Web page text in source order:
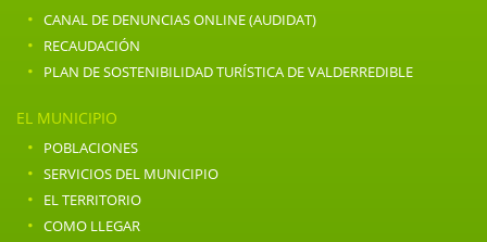
· CANAL DE DENUNCIAS ONLINE (AUDIDAT)
· RECAUDACIÓN
· PLAN DE SOSTENIBILIDAD TURÍSTICA DE VALDERREDIBLE
EL MUNICIPIO
· POBLACIONES
· SERVICIOS DEL MUNICIPIO
· EL TERRITORIO
· COMO LLEGAR